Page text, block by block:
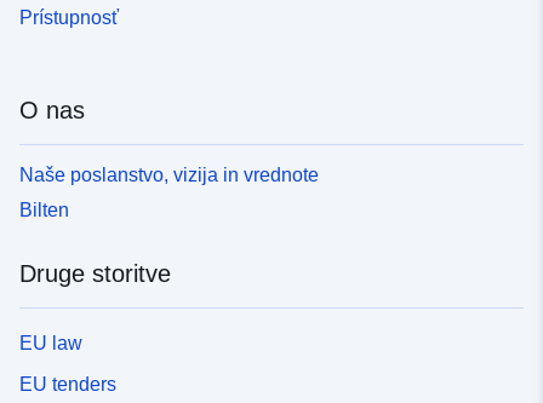
Prístupnosť
O nas
Naše poslanstvo, vizija in vrednote
Bilten
Druge storitve
EU law
EU tenders